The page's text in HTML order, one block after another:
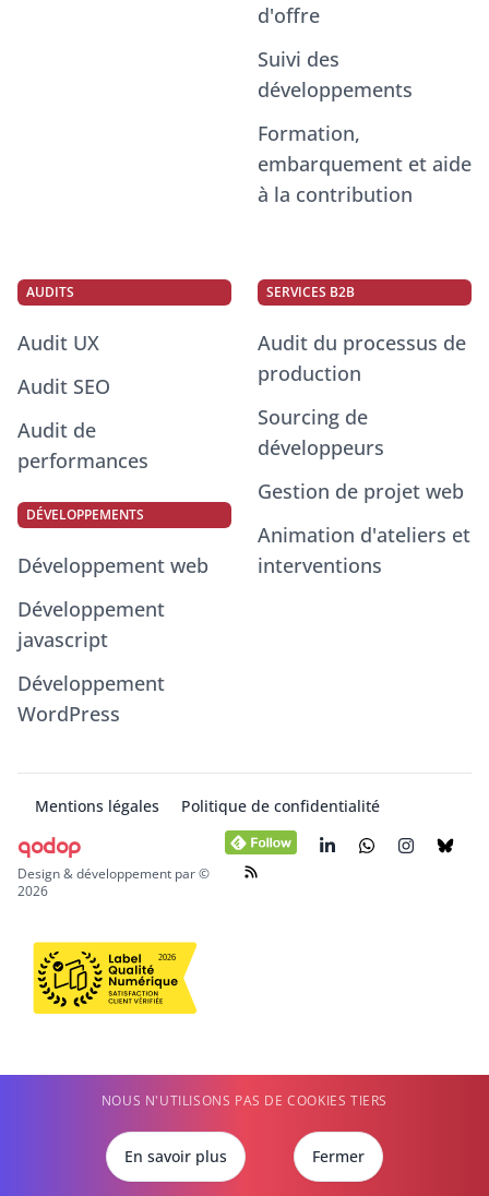
d'offre
Suivi des
développements
Formation,
embarquement et aide
à la contribution
AUDITS
Audit UX
Audit SEO
Audit de
performances
DÉVELOPPEMENTS
Développement web
Développement
javascript
Développement
WordPress
SERVICES B2B
Audit du processus de
production
Sourcing de
développeurs
Gestion de projet web
Animation d'ateliers et
interventions
Mentions légales Politique de confidentialité
qodop
Design & développement par ©
2026
NOUS N'UTILISONS PAS DE COOKIES TIERS
En savoir plus Fermer